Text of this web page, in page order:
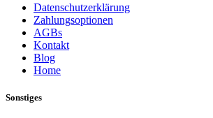
Datenschutzerklärung
Zahlungsoptionen
AGBs
Kontakt
Blog
Home
Sonstiges